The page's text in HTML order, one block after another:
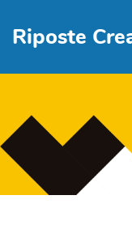
Riposte